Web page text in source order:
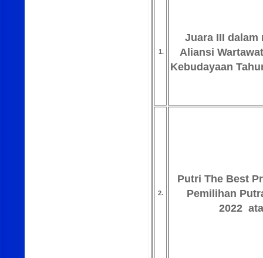
1.
Juara III dalam
Aliansi
Kebudayaan
2.
Putri The Best
Pemilihan
2022